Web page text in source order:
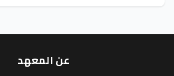
عن المعهد